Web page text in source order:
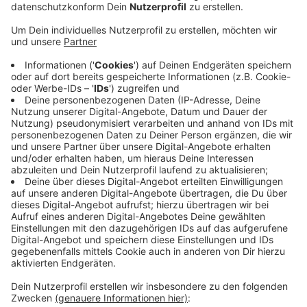
Anzeige
Kinder und Jugendliche bilden im Ennepe-Ruhr-Kreis
aktuell die größte Gruppe bei den Corona-Infektionen.
Von den knapp 800 infizierten Menschen im Kreis sind
allein 250 unter 18 Jahren alt. Das meldet der Ennepe-
Ruhr-Kreis. Bei den älteren Menschen gibt es nur
wenige Infektionen. Trotzdem kommt es auch immer
wieder zu Impfdurchbrüchen. Das zeigt ein aktueller
Corona-Ausbruch im Seniorenheim Haus Buschey in
Witten. Dort sind zwei Mitarbeiter und drei Bewohner
mit dem Virus infiziert. Bis auf einen Mitarbeiter sind
alle Betroffenen vollständig geimpft. Heute finden
dort weitere Tests statt.
Anzeige